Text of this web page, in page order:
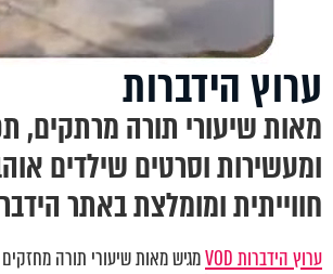
ערוץ הידברות
מאות שיעורי תורה מרתקים,
ומעשירות וסרטים שילדים
חווייתית ומומלצת באתר
ערוץ הידברות VOD
מגיש מאות שיעורי תורה